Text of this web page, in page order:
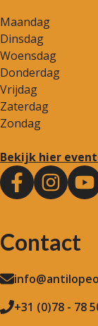
Maandag
Dinsdag
Woensdag
Donderdag
Vrijdag
Zaterdag
Zondag
Bekijk hier
Contact
+31 (0)78 - 78